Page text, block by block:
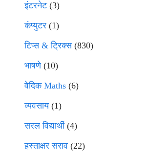
इंटरनेट(3)
कंप्युटर (1)
टिप्स & ट्रिक्स(830)
भाषणे(10)
वेदिक Maths (6)
व्यवसाय(1)
सरल विद्यार्थी(4)
हस्ताक्षर सराव (22)